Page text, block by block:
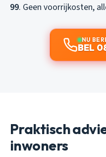
99. Geen voorrijkosten,
NU
BEL
Praktisch
inwoners